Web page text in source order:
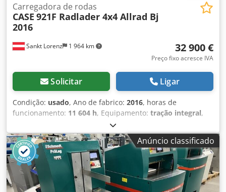
Sankt Lorenz 1 964 km
Carregadora de rodas
CASE 921F Radlader 4x4 Allrad Bj
2016
32 900 €
Preço fixo acresce IVA
Solicitar Ligar
Condição: usado, Ano de fabrico: 2016, horas de
funcionamento: 11 604 h, Equipamento: tração integral,
ligar (Contato · Telefone · Telemóvel · WhatsApp) * Case
921F pá carregadora 4x4 tração total * Aquecimento / Ar
condicionado * Ano de fabrico: 2016 Crjdpekq Amfefx Aa
Tof * Nº de chassis: FNH921F1NGHE12139 * Kw: 190 * Peso
próprio: 19.680 kg * Peso bruto: 21.600 kg * Horas: 11.604
* 3 unidades disponíveis * Preço sob consulta * Todas as
informações sem garantia
Anúncio classificado